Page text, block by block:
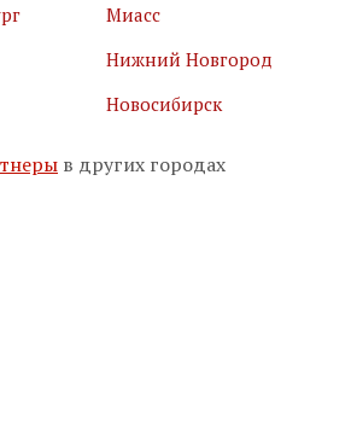
обработки персональных
Подписаться
Миасс
Нижний Новгород
Новосибирск
в других городах